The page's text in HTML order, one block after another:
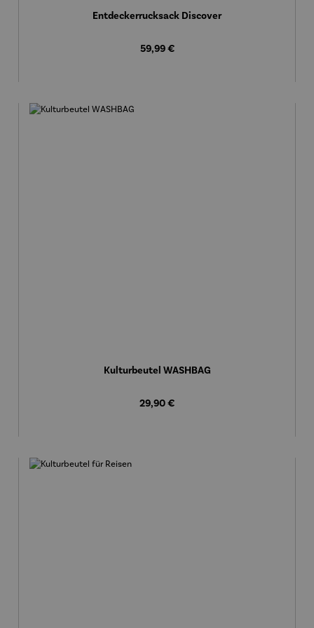
Entdeckerrucksack Discover
Regulärer Preis:
59,99 €
Kulturbeutel WASHBAG
Regulärer Preis:
29,90 €